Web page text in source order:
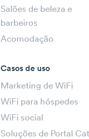
Salões de beleza e
barbeiros
Acomodação
Casos de uso
Marketing de WiFi
WiFi para hóspedes
WiFi social
Soluções de Portal